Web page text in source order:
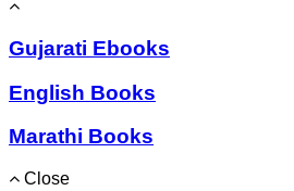
Gujarati Ebooks
English Books
Marathi Books
Close